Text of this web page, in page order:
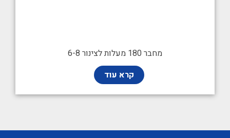
מחבר 180 מעלות לצינור 6-8
קרא עוד